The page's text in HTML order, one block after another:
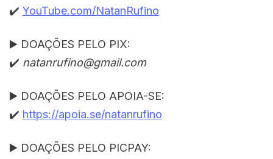
✔️ YouTube.com/NatanRufino
▶️ DOAÇÕES PELO PIX:
✔️ natanrufino@gmail.com
▶️ DOAÇÕES PELO APOIA-SE:
✔️ https://apoia.se/natanrufino
▶️ DOAÇÕES PELO PICPAY: